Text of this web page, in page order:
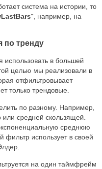
система на истории, то
", например, на
по тренду
использовать в большей
целью мы реализовали в
отфильтровывает
только трендовые.
по разному. Например,
средней скользящей.
среднюю
использует в своей
на один таймфрейм